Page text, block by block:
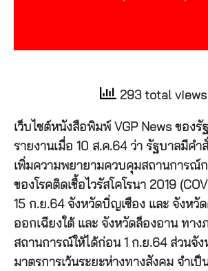
293 total views
เว็บไซต์หนังสือพิมพ์ VGP News ของรั
รายงานเมื่อ 10 ส.ค.64 ว่า รัฐบาลมีคำ
เพิ่มความพยายามควบคุมสถานการณ์
ของโรคติดเชื้อไวรัสโคโรนา 2019
15 ก.ย.64 จังหวัดบิ่ญเซือง และ จังหวั
ออกเฉียงใต้ และ จังหวัดล็องอาน ทาง
สถานการณ์ให้ได้ก่อน 1 ก.ย.64 ส่วนจั
มาตรการเว้นระยะห่างทางสังคม จำเ